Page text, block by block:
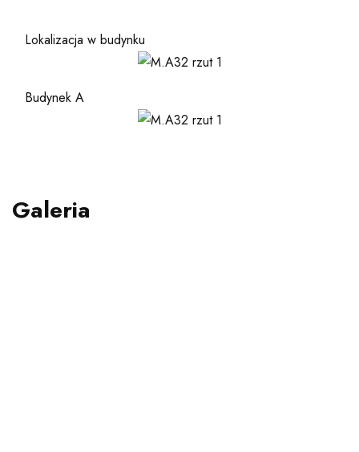
Lokalizacja w budynku
Budynek A
Galeria